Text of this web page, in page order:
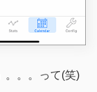
。。。って(笑)